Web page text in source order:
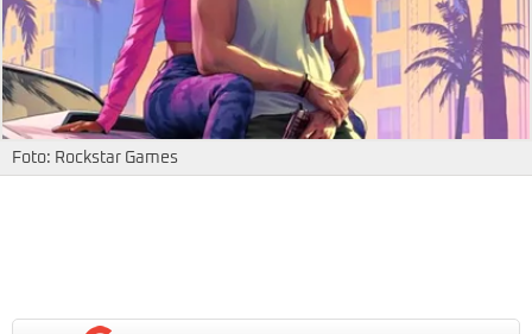
Foto: Rockstar Games